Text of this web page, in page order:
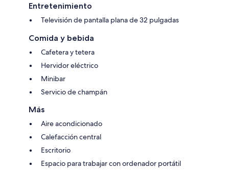
Entretenimiento
Televisión de pantalla plana de 32 pulgadas
Comida y bebida
Cafetera y tetera
Hervidor eléctrico
Minibar
Servicio de champán
Más
Aire acondicionado
Calefacción central
Escritorio
Espacio para trabajar con ordenador portátil